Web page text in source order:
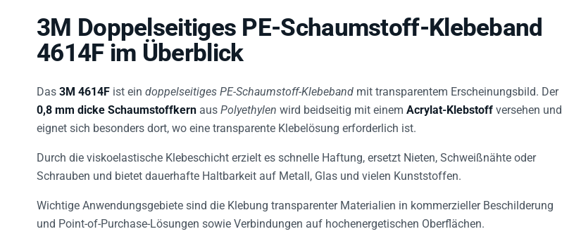
3M Doppelseitiges PE-Schaumstoff-Klebeband
4614F im Überblick
Das 3M 4614F ist ein doppelseitiges PE-Schaumstoff-Klebeband mit transparentem Erscheinungsbild. Der
0,8 mm dicke Schaumstoffkern aus Polyethylen wird beidseitig mit einem Acrylat-Klebstoff versehen und
eignet sich besonders dort, wo eine transparente Klebelösung erforderlich ist.
Durch die viskoelastische Klebeschicht erzielt es schnelle Haftung, ersetzt Nieten, Schweißnähte oder
Schrauben und bietet dauerhafte Haltbarkeit auf Metall, Glas und vielen Kunststoffen.
Wichtige Anwendungsgebiete sind die Klebung transparenter Materialien in kommerzieller Beschilderung
und Point-of-Purchase-Lösungen sowie Verbindungen auf hochenergetischen Oberflächen.